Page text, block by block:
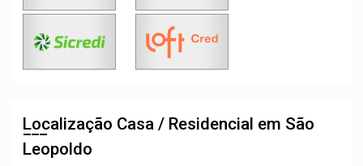
Localização Casa / Residencial em São
Leopoldo